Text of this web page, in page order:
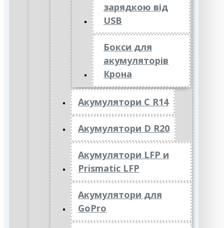
зарядкою від
USB
Бокси для
акумуляторів
Крона
Акумулятори C R14
Акумулятори D R20
Акумулятори LFP и
Prismatic LFP
Акумулятори для
GoPro